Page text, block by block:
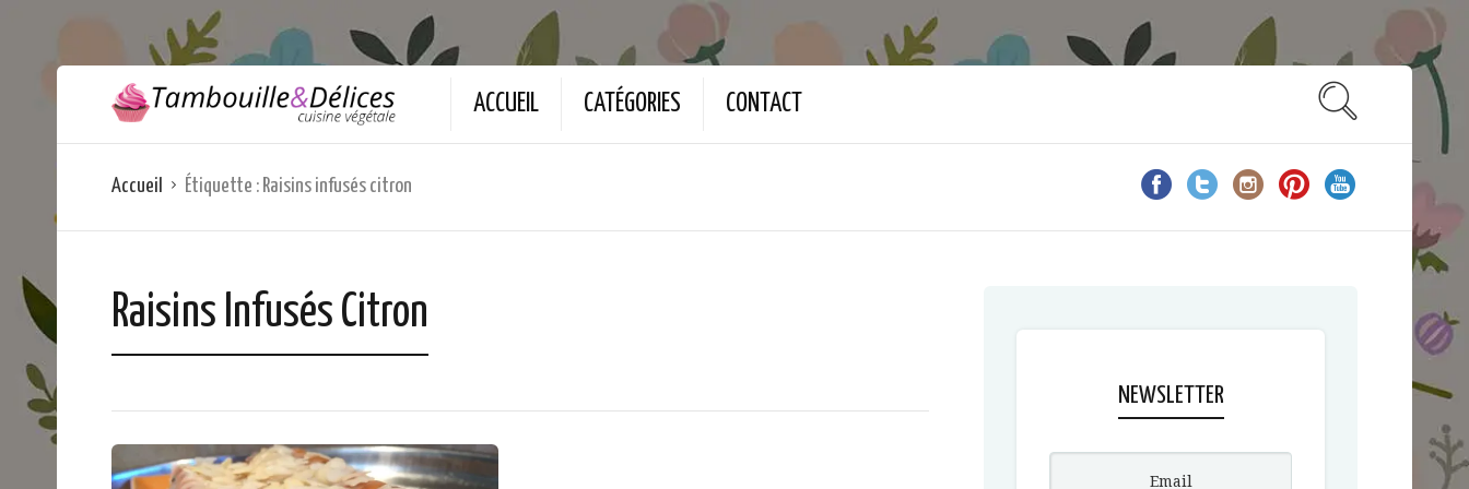
ACCUEIL CATÉGORIES CONTACT
Accueil Étiquette : Raisins infusés citron
Raisins Infusés Citron
NEWSLETTER